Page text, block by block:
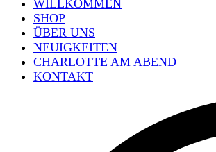
WILLKOMMEN
SHOP
ÜBER UNS
NEUIGKEITEN
CHARLOTTE AM ABEND
KONTAKT